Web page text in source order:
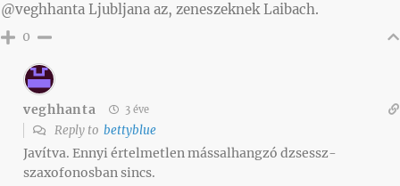
@veghhanta Ljubljana az, zeneszeknek Laibach.
0
veghhanta 3 éve
Reply to bettyblue
Javítva. Ennyi értelmetlen mássalhangzó dzsessz-
szaxofonosban sincs.